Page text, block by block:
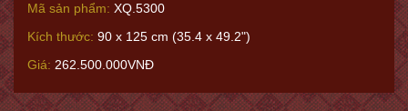
Mã sản phẩm: XQ.5300
Kích thước: 90 x 125 cm (35.4 x 49.2")
Giá: 262.500.000VNĐ